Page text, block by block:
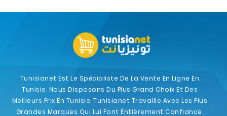
Tunisianet Est Le Spécialiste De La Vente En Ligne En
Tunisie. Nous Disposons Du Plus Grand Choix Et Des
Meilleurs Prix En Tunisie. Tunisianet Travaille Avec Les Plus
Grandes Marques Qui Lui Font Entièrement Confiance.